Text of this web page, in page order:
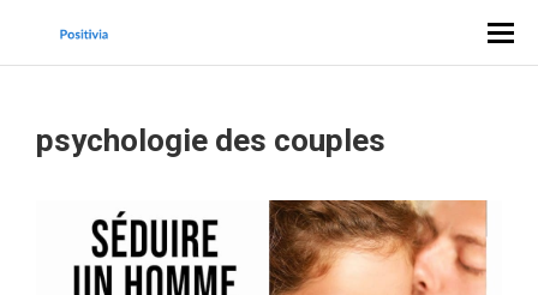
psychologie des couples